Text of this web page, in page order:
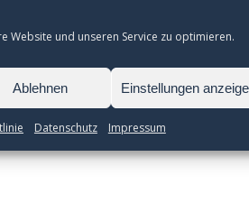
Website und unseren Service zu optimieren.
Ablehnen Einstellungen
Datenschutz Impressum